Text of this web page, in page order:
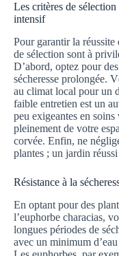
Les critères de
intensif
Pour garantir la
de sélection sont à
D’abord, optez pour
sécheresse prolongée.
au climat local pour un
faible entretien est un
peu exigeantes en
pleinement de votre
corvée. Enfin, ne
plantes ; un jardin
Résistance à la
En optant pour des
l’euphorbe characias,
longues périodes de
avec un minimum